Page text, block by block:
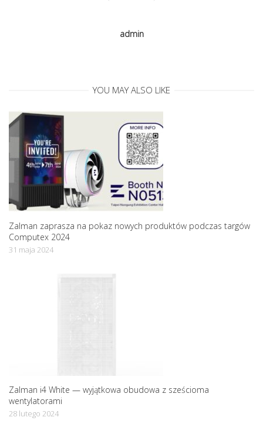
o
n
admin
YOU MAY ALSO LIKE
Zalman zaprasza na pokaz nowych produktów podczas targów
Computex 2024
31 maja 2024
Zalman i4 White — wyjątkowa obudowa z sześcioma
wentylatorami
28 lutego 2024